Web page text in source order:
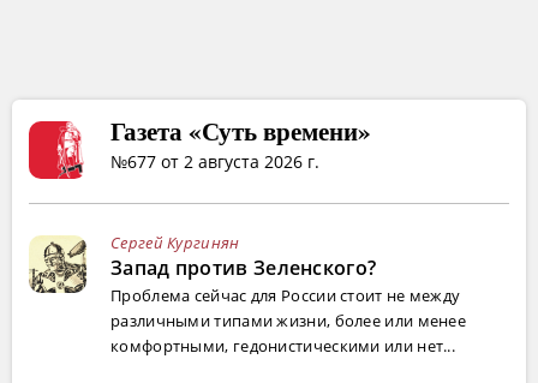
Газета «Суть времени»
№677 от 2 августа 2026 г.
Сергей Кургинян
Запад против Зеленского?
Проблема сейчас для России стоит не между
различными типами жизни, более или менее
комфортными, гедонистическими или нет...